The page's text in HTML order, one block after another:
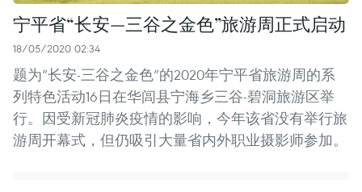
宁平省“长安—三谷之金色”旅游周正式启动
18/05/2020 02:34
题为“长安-三谷之金色”的2020年宁平省旅游周的系
列特色活动16日在华闾县宁海乡三谷-碧洞旅游区举
行。因受新冠肺炎疫情的影响，今年该省没有举行旅
游周开幕式，但仍吸引大量省内外职业摄影师参加。